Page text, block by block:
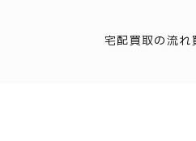
宅配買取の流れ